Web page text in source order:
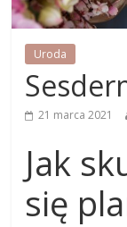
Uroda
21 marca 2021
Jak
się